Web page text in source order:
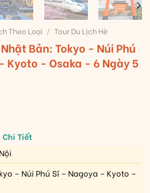
Theo Loại / Tour Du Lịch Hè
Bản: Tokyo - Núi Phú
Kyoto - Osaka - 6 Ngày 5
– Núi Phú Sĩ – Nagoya – Kyoto –